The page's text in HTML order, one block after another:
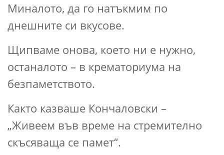
Миналото, да го натъкмим по
днешните си вкусове.
Щипваме онова, което ни е нужно,
останалото – в крематориума на
безпаметството.
Както казваше Кончаловски –
„Живеем във време на стремително
скъсяваща се памет“.